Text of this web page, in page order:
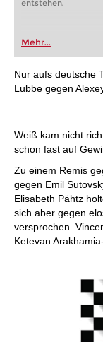
entstehen.
Mehr...
Nur aufs deutsche
Lubbe gegen
Weiß kam nicht
schon fast auf
Zu einem Remis
gegen Emil
Elisabeth Pähtz
sich aber gegen
versprochen.
Ketevan